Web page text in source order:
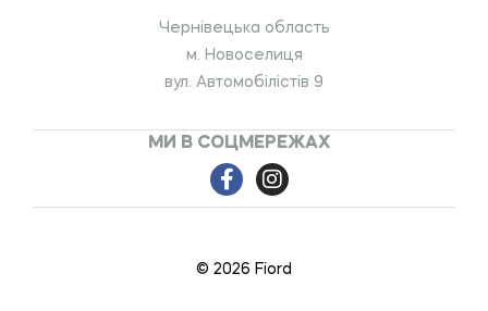
Чернівецька область
м. Новоселиця
вул. Автомобілістів 9
МИ В СОЦМЕРЕЖАХ
© 2026 Fiord